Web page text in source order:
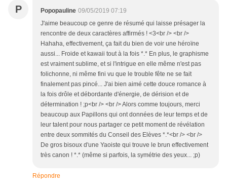
P Popopauline 09/05/2019 07:19
J'aime beaucoup ce genre de résumé qui laisse présager la
rencontre de deux caractères affirmés ! <3<br /> <br />
Hahaha, effectivement, ça fait du bien de voir une héroïne
aussi... Froide et kawaii tout à la fois *.* En plus, le graphisme
est vraiment sublime, et si l'intrigue en elle même n'est pas
folichonne, ni même fini vu que le trouble fête ne se fait
finalement pas pincé... J'ai bien aimé cette douce romance à
la fois drôle et débordante d'énergie, de dérision et de
détermination ! ;p<br /> <br /> Alors comme toujours, merci
beaucoup aux Papillons qui ont données de leur temps et de
leur talent pour nous partager ce petit moment de révélation
entre deux sommités du Conseil des Elèves *.*<br /> <br />
De gros bisoux d'une Yaoiste qui trouve le brun effectivement
très canon ! *.* (même si parfois, la symétrie des yeux... ;p)
Répondre